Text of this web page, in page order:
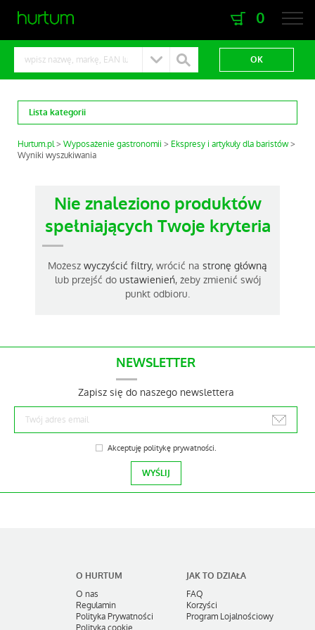
0
Lista kategorii
Hurtum.pl Wyposażenie gastronomii
Ekspresy i artykuły dla baristów
Wyniki wyszukiwania
Nie znaleziono produktów
spełniających Twoje kryteria
Możesz wyczyścić filtry, wrócić na stronę główną
lub przejść do ustawienień, żeby zmienić swój
punkt odbioru.
NEWSLETTER
Zapisz się do naszego newslettera
Akceptuję politykę prywatności.
O HURTUM
O nas
Regulamin
Polityka Prywatności
Polityka cookie
JAK TO DZIAŁA
FAQ
Korzyści
Program Lojalnościowy